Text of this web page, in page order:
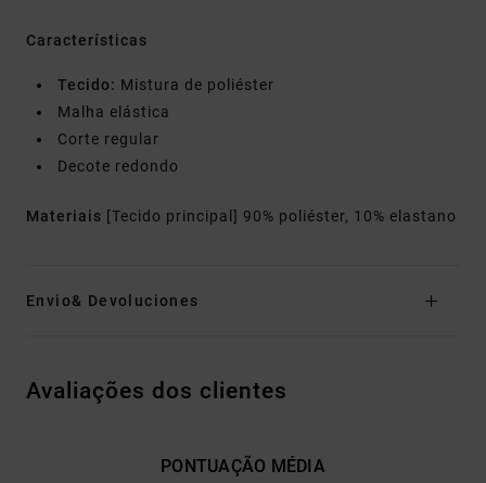
Características
Tecido: Mistura de poliéster
Malha elástica
Corte regular
Decote redondo
Materiais [Tecido principal] 90% poliéster, 10% elastano
Envio& Devoluciones
Avaliações dos clientes
PONTUAÇÃO MÉDIA